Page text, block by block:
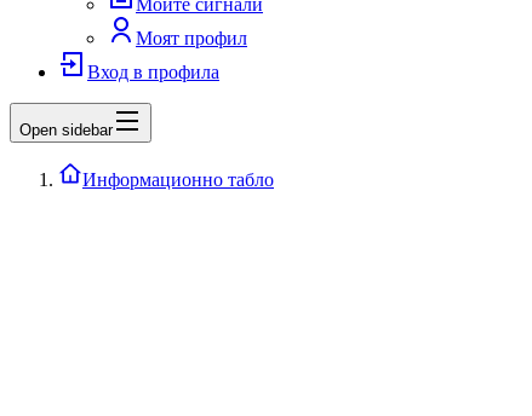
Моят профил
Вход в профила
Open sidebar
Информационно табло